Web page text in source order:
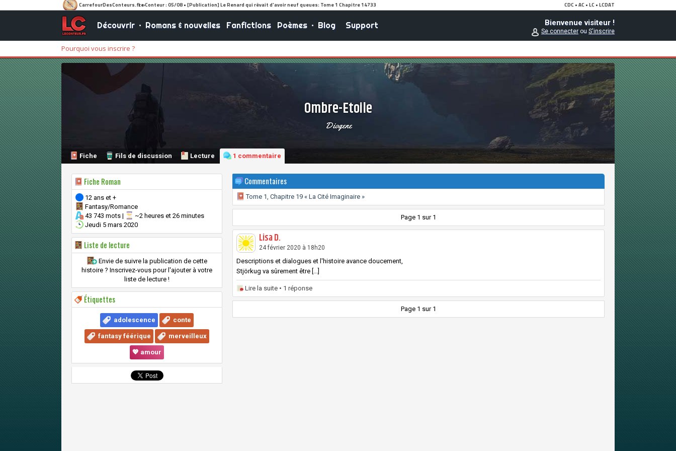
Découvrir• Romans & nouvelles Fanfictions Poèmes• Blog Support Bienvenue visiteur !
Se connecterou S'inscrire
Pourquoi vous inscrire ?
Ombre-Etoile
Diogene
Fiche Fils de discussion Lecture 1 commentaire
Fiche Roman
12 ans et +
Fantasy/Romance
43 743 mots |
~2 heures et 26 minutes
Jeudi 5 mars 2020
Liste de lecture
Envie de suivre la publication de cette
histoire ? Inscrivez-vous pour l'ajouter à votre
liste de lecture !
Étiquettes
adolescence conte
fantasy féérique merveilleux
💖 amour
Commentaires
Tome 1, Chapitre 19 « La Cité Imaginaire »
Page 1 sur 1
Lisa D.
24 février 2020 à 18h20
Descriptions et dialogues et l'histoire avance doucement,
Stjörkug va sûrement être [...]
Lire la suite • 1 réponse
Page 1 sur 1